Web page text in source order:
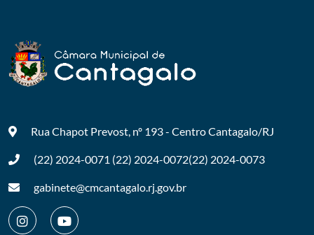
Rua Chapot Prevost, nº 193 - CentroCantagalo/RJ
(22) 2024-0071 (22) 2024-0072(22) 2024-0073
gabinete@cmcantagalo.rj.gov.br